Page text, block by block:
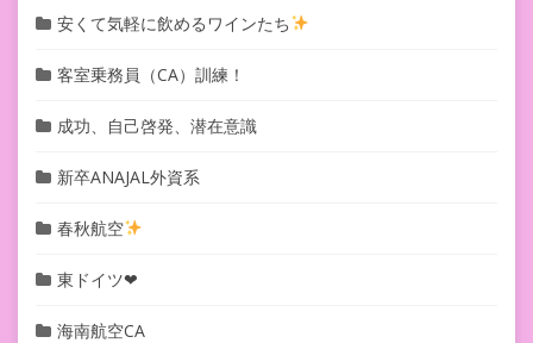
安くて気軽に飲めるワインたち
客室乗務員（CA）訓練！
成功、自己啓発、潜在意識
新卒ANAJAL外資系
春秋航空
東ドイツ❤︎
海南航空CA